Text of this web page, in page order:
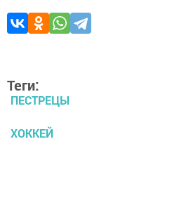
Теги:
ПЕСТРЕЦЫ
ХОККЕЙ